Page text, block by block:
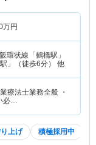
万円
環状線「鶴橋駅」
」（徒歩6分） 他
療法士業務全般 ・
必…
上げ 積極採用中